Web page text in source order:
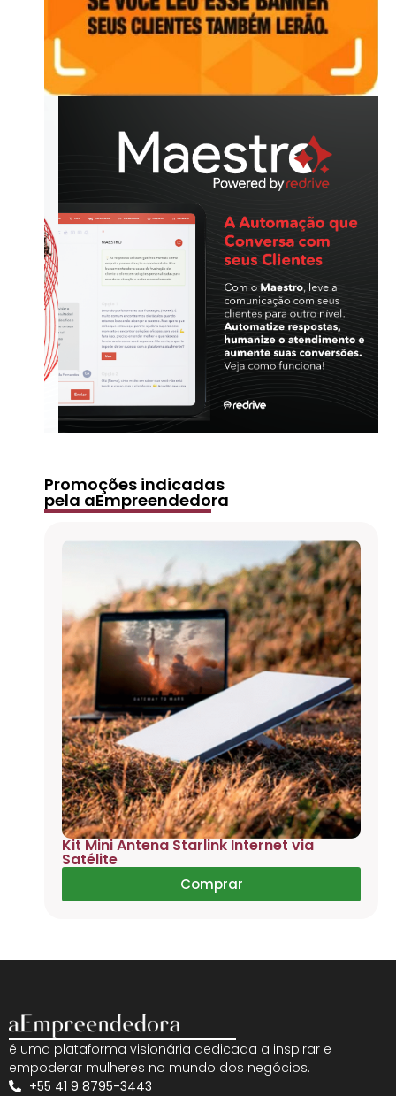
Promoções indicadas
pela aEmpreendedora
Kit Mini Antena Starlink Internet via
Satélite
Comprar
é uma plataforma visionária dedicada a inspirar e
empoderar mulheres no mundo dos negócios.
+55 41 9 8795-3443